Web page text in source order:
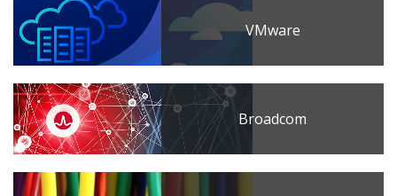
VMware
Broadcom